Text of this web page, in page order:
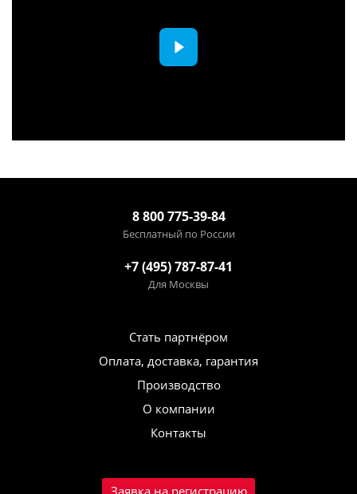
8 800 775-39-84
Бесплатный по России
+7 (495) 787-87-41
Для Москвы
Стать партнёром
Оплата, доставка, гарантия
Производство
О компании
Контакты